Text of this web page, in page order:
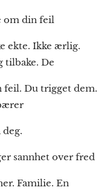
om din feil
ekte. Ikke ærlig.
tilbake. De
feil. Du trigget dem.
sannhet over fred
Familie. En